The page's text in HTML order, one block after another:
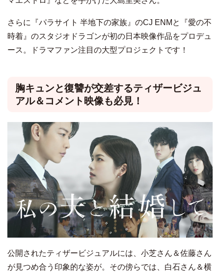
さらに『パラサイト 半地下の家族』のCJ ENMと『愛の不
時着』のスタジオドラゴンが初の日本映像作品をプロデュ
ース。ドラマファン注目の大型プロジェクトです！
胸キュンと復讐が交差するティザービジュ
アル＆コメント映像も必見！
公開されたティザービジュアルには、小芝さん＆佐藤さん
が見つめ合う印象的な姿が。その傍らでは、白石さん＆横